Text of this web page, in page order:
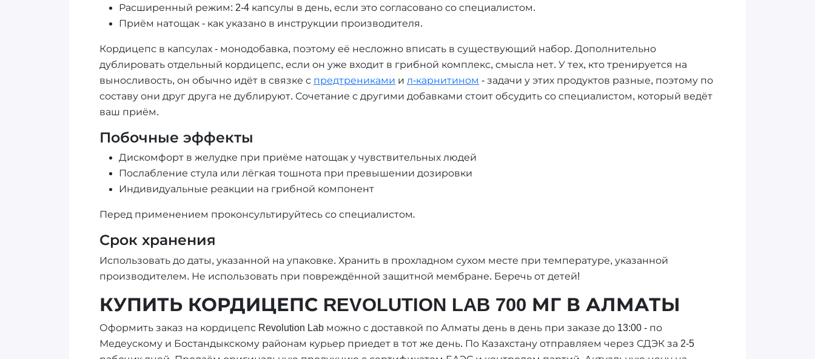
Расширенный режим: 2-4 капсулы в день, если это согласовано со специалистом.
Приём натощак - как указано в инструкции производителя.
Кордицепс в капсулах - монодобавка, поэтому её несложно вписать в существующий набор. Дополнительно
дублировать отдельный кордицепс, если он уже входит в грибной комплекс, смысла нет. У тех, кто тренируется на
выносливость, он обычно идёт в связке с предтрениками и л-карнитином - задачи у этих продуктов разные, поэтому по
составу они друг друга не дублируют. Сочетание с другими добавками стоит обсудить со специалистом, который ведёт
ваш приём.
Побочные эффекты
Дискомфорт в желудке при приёме натощак у чувствительных людей
Послабление стула или лёгкая тошнота при превышении дозировки
Индивидуальные реакции на грибной компонент
Перед применением проконсультируйтесь со специалистом.
Срок хранения
Использовать до даты, указанной на упаковке. Хранить в прохладном сухом месте при температуре, указанной
производителем. Не использовать при повреждённой защитной мембране. Беречь от детей!
КУПИТЬ КОРДИЦЕПС REVOLUTION LAB 700 МГ В АЛМАТЫ
Оформить заказ на кордицепс Revolution Lab можно с доставкой по Алматы день в день при заказе до 13:00 - по
Медеускому и Бостандыкскому районам курьер приедет в тот же день. По Казахстану отправляем через СДЭК за 2-5